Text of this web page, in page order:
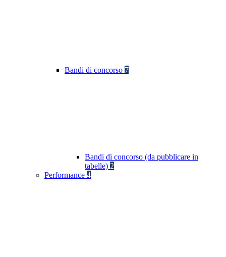
Bandi di concorso 7
Bandi di concorso (da pubblicare in
tabelle) 2
Performance 4